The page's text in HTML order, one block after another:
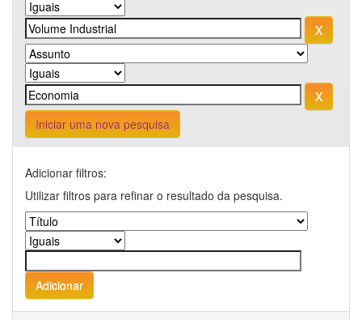
Iniciar uma nova pesquisa
Adicionar filtros:
Utilizar filtros para refinar o resultado da pesquisa.